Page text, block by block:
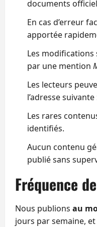
documents
En cas d’erreur
apportée
Les
par une mention
Les lecteurs
l’adresse suivante
Les rares
identifiés.
Aucun contenu
publié sans
Fréquence
Nous publions au
jours par semaine,